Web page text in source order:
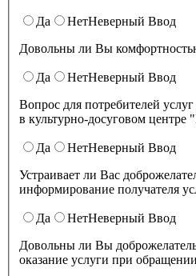
Да НетНеверный Ввод
Довольны ли Вы
Да НетНеверный Ввод
Вопрос для потребителей
в культурно-досуговом центре
Да НетНеверный Ввод
Устраивает ли Вас доброжелательность, вежливостью работников организации культуры, обеспечивающих первичный контакт и
информирование получателя
Да НетНеверный Ввод
Довольны ли Вы
оказание услуги при